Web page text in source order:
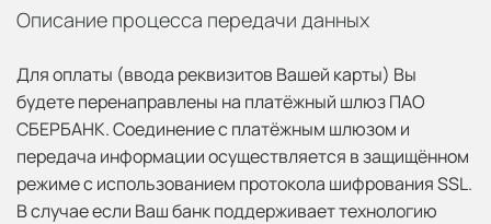
Описание процесса передачи данных
Для оплаты (ввода реквизитов Вашей карты) Вы
будете перенаправлены на платёжный шлюз ПАО
СБЕРБАНК. Соединение с платёжным шлюзом и
передача информации осуществляется в защищённом
режиме с использованием протокола шифрования SSL.
В случае если Ваш банк поддерживает технологию